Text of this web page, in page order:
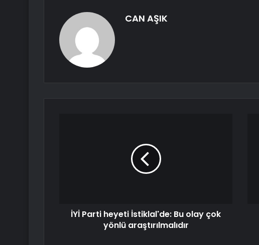
CAN AŞIK
İYİ Parti heyeti İstiklal'de: Bu olay çok
yönlü araştırılmalıdır